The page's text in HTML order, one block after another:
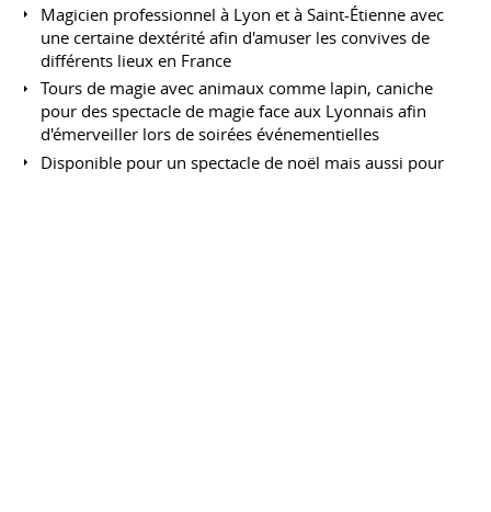
Magicien professionnel à Lyon et à Saint-Étienne avec
une certaine dextérité afin d'amuser les convives de
différents lieux en France
Tours de magie avec animaux comme lapin, caniche
pour des spectacle de magie face aux Lyonnais afin
d'émerveiller lors de soirées événementielles
Disponible pour un spectacle de noël mais aussi pour